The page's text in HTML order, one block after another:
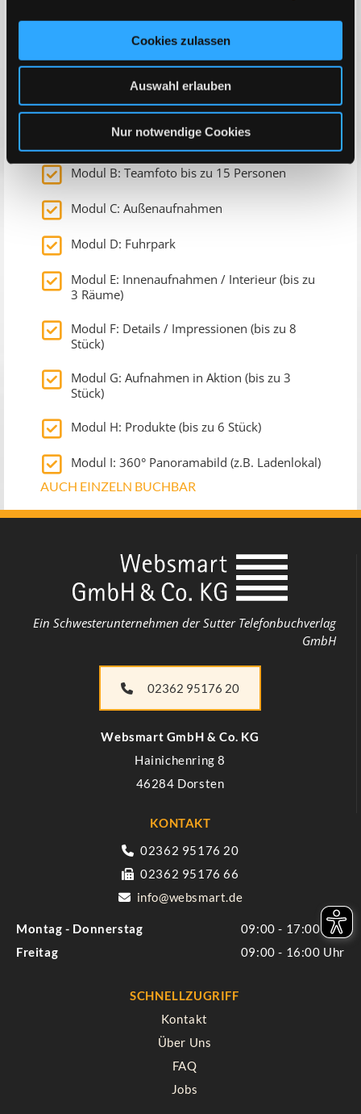
Cookies zulassen
Auswahl erlauben
Nur notwendige Cookies
Mitarbeitern. Lassen Sie sich von unseren
Fotografen ablichten.
Die Module
Modul A: Mitarbeiterportraits bis 8 Personen
Modul B: Teamfoto bis zu 15 Personen
Modul C: Außenaufnahmen
Modul D: Fuhrpark
Modul E: Innenaufnahmen / Interieur (bis zu
3 Räume)
Modul F: Details / Impressionen (bis zu 8
Stück)
Modul G: Aufnahmen in Aktion (bis zu 3
Stück)
Modul H: Produkte (bis zu 6 Stück)
Modul I: 360° Panoramabild (z.B. Ladenlokal)
AUCH EINZELN BUCHBAR
Ein Schwesterunternehmen der Sutter Telefonbuchverlag
GmbH
02362 95176 20
Websmart​ GmbH & Co. KG
Hainichenring 8
46284 Dorsten
KONTAKT
 02362 95176 20
 02362 95176 66
 info@websmart.de
Montag - Donnerstag
09:00 - 17:00
Freitag
09:00 - 16:00
SCHNELLZUGRIFF
Kontakt
Über Uns
FAQ
Jobs